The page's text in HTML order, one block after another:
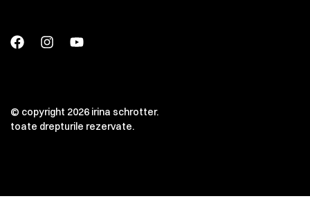
© copyright 2026 irina schrotter.
toate drepturile rezervate.